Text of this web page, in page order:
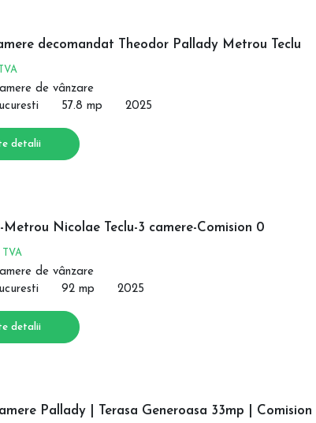
decomandat Theodor Pallady Metrou Teclu
de vânzare
57.8 mp 2025
detalii
Metrou Nicolae Teclu-3 camere-Comision 0
TVA
de vânzare
92 mp 2025
detalii
Pallady | Terasa Generoasa 33mp | Comision